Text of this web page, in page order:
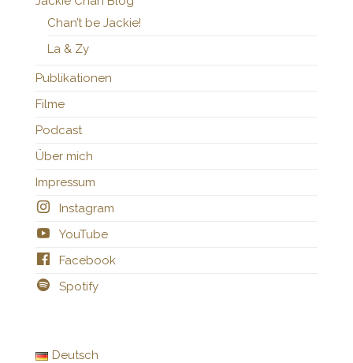
Chan’t be Jackie!
La & Zy
Publikationen
Filme
Podcast
Über mich
Impressum
Instagram
YouTube
Facebook
Spotify
Deutsch